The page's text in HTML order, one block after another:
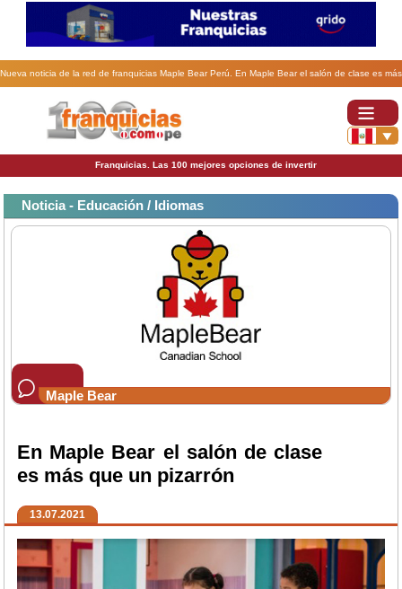
Nueva noticia de la red de franquicias Maple Bear Perú. En Maple Bear el salón de clase es más
Franquicias. Las 100 mejores opciones de invertir
Noticia - Educación / Idiomas
Maple Bear
En Maple Bear el salón de clase
es más que un pizarrón
13.07.2021